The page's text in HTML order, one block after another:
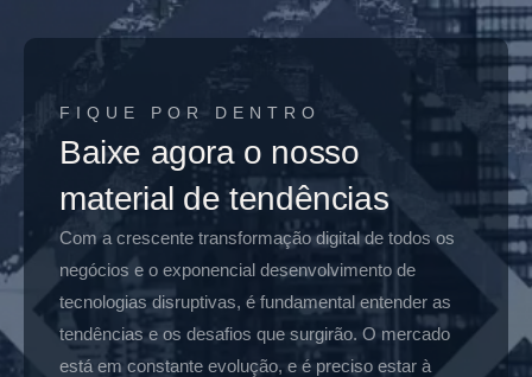
FIQUE POR DENTRO
Baixe agora o nosso
material de tendências
Com a crescente transformação digital de todos os
negócios e o exponencial desenvolvimento de
tecnologias disruptivas, é fundamental entender as
tendências e os desafios que surgirão. O mercado
está em constante evolução, e é preciso estar à